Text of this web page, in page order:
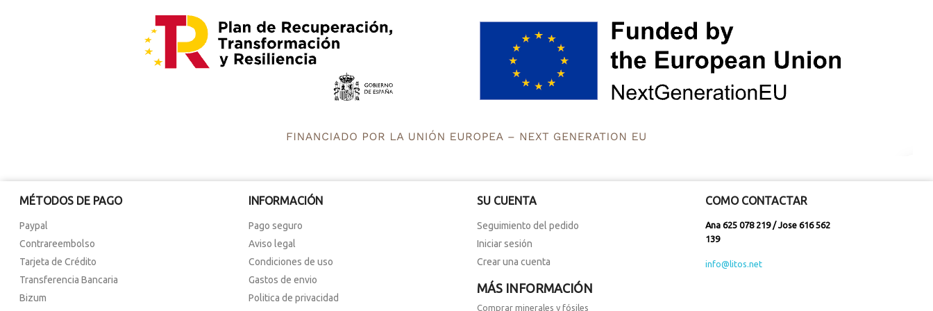
MÉTODOS DE PAGO
Paypal
Contrareembolso
Tarjeta de Crédito
Transferencia Bancaria
Bizum
INFORMACIÓN
Pago seguro
Aviso legal
Condiciones de uso
Gastos de envio
Politica de privacidad
SU CUENTA
Seguimiento del pedido
Iniciar sesión
Crear una cuenta
COMO CONTACTAR
Ana 625 078 219 / Jose 616 562
139
info@litos.net
MÁS INFORMACIÓN
Comprar minerales y fósiles